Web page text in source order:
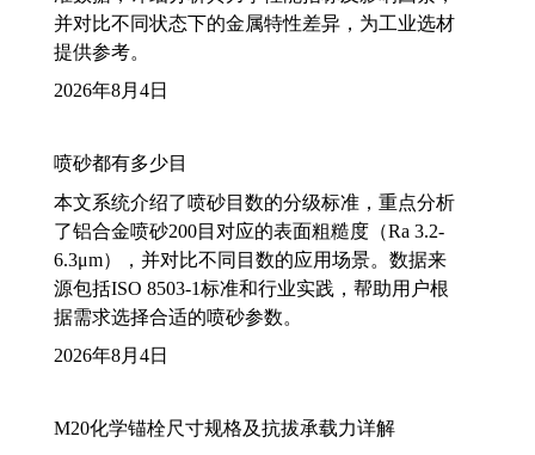
并对比不同状态下的金属特性差异，为工业选材
提供参考。
2026年8月4日
喷砂都有多少目
本文系统介绍了喷砂目数的分级标准，重点分析
了铝合金喷砂200目对应的表面粗糙度（Ra 3.2-
6.3μm），并对比不同目数的应用场景。数据来
源包括ISO 8503-1标准和行业实践，帮助用户根
据需求选择合适的喷砂参数。
2026年8月4日
M20化学锚栓尺寸规格及抗拔承载力详解